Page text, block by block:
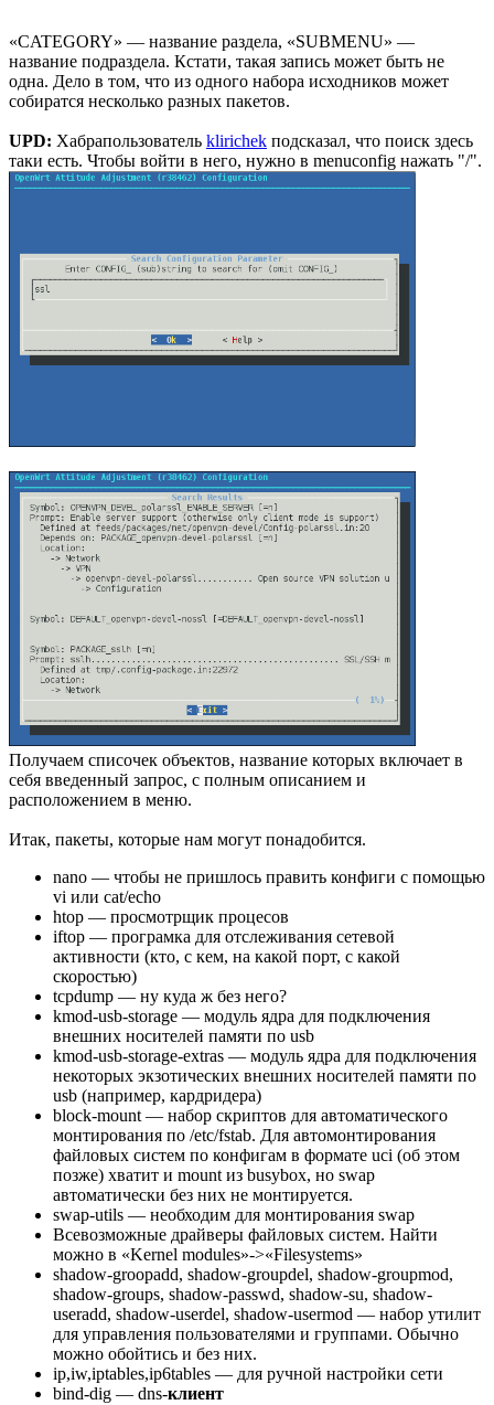
«CATEGORY» — название раздела, «SUBMENU» —
название подраздела. Кстати, такая запись может быть не
одна. Дело в том, что из одного набора исходников может
собиратся несколько разных пакетов.
UPD: Хабрапользователь klirichek подсказал, что поиск здесь
таки есть. Чтобы войти в него, нужно в menuconfig нажать "/".
Получаем списочек объектов, название которых включает в
себя введенный запрос, с полным описанием и
расположением в меню.
Итак, пакеты, которые нам могут понадобится.
nano — чтобы не пришлось править конфиги с помощью
vi или cat/echo
htop — просмотрщик процесов
iftop — програмка для отслеживания сетевой
активности (кто, с кем, на какой порт, с какой
скоростью)
tcpdump — ну куда ж без него?
kmod-usb-storage — модуль ядра для подключения
внешних носителей памяти по usb
kmod-usb-storage-extras — модуль ядра для подключения
некоторых экзотических внешних носителей памяти по
usb (например, кардридера)
block-mount — набор скриптов для автоматического
монтирования по /etc/fstab. Для автомонтирования
файловых систем по конфигам в формате uci (об этом
позже) хватит и mount из busybox, но swap
автоматически без них не монтируется.
swap-utils — необходим для монтирования swap
Всевозможные драйверы файловых систем. Найти
можно в «Kernel modules»->«Filesystems»
shadow-groopadd, shadow-groupdel, shadow-groupmod,
shadow-groups, shadow-passwd, shadow-su, shadow-
useradd, shadow-userdel, shadow-usermod — набор утилит
для управления пользователями и группами. Обычно
можно обойтись и без них.
ip,iw,iptables,ip6tables — для ручной настройки сети
bind-dig — dns-клиент